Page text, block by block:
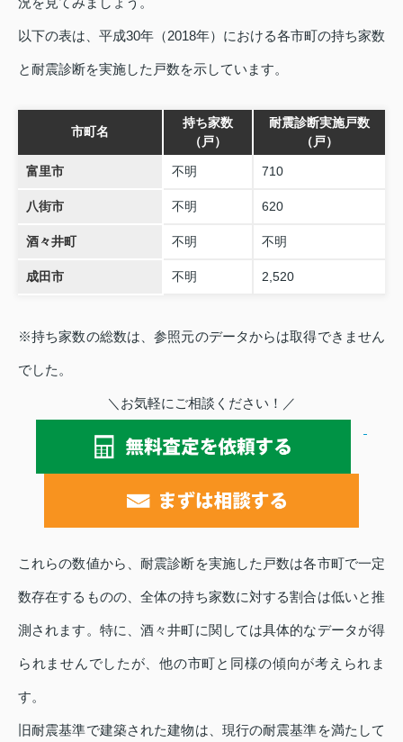
以下の表は、平成30年（2018年）における各市町の持ち家数
と耐震診断を実施した戸数を示しています。
市町名
持ち家数
（戸）
耐震診断実施戸数
（戸）
富里市 不明 710
八街市 不明 620
酒々井町 不明 不明
成田市 不明 2,520
※持ち家数の総数は、参照元のデータからは取得できません
でした。
＼お気軽にご相談ください！／
これらの数値から、耐震診断を実施した戸数は各市町で一定
数存在するものの、全体の持ち家数に対する割合は低いと推
測されます。特に、酒々井町に関しては具体的なデータが得
られませんでしたが、他の市町と同様の傾向が考えられま
す。
旧耐震基準で建築された建物は、現行の耐震基準を満たして